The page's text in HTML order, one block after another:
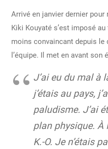
Arrivé en janvier dernier
Kiki Kouyaté s’est imposé
moins convaincant depuis le
l’équipe. Il met en avant son
J’ai eu du mal à
j’étais au pays,
paludisme. J’ai
plan physique. À
K.-O. Je n’étais